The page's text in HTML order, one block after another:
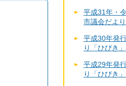
平成31年・
市議会だより
平成30年発
り「ひびき」
平成29年発
り「ひびき」